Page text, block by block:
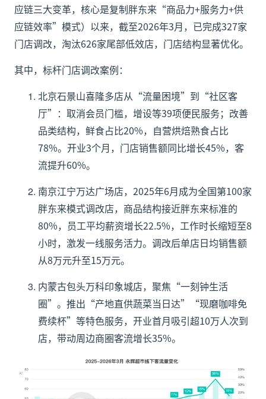
应链三大变革，核心是复制胖东来“商品力+服务力+供
应链效率”模式）以来，截至2026年3月，已完成327家
门店调改，淘汰626家尾部低效店，门店结构显著优化。
其中，标杆门店调改案例：
北京石景山喜隆多店从“流量困境”到“社区客
厅”：取消会员门槛，增设等39项便民服务；改善
品类结构，鲜食占比20%，自营烘焙熟食占比
78%。开业3个月，门店销售额同比增长45%，客
流提升60%。
南京江宁万达广场店，2025年6月成为全国第100家
胖东来模式调改店，商品结构接近胖东来标准的
80%，员工平均薪资增长22.5%，工作时长缩短至8
小时，激发一线服务活力。调改后单店日均销售额
从8万元升至15万元。
内蒙古包头万科印象城店，聚焦“一刻钟生活
圈”。推出“产地直供蔬菜当日达”“现磨咖啡免
费续杯”等特色服务，开业首月吸引超10万人次到
店，带动周边商圈客流增长35%。